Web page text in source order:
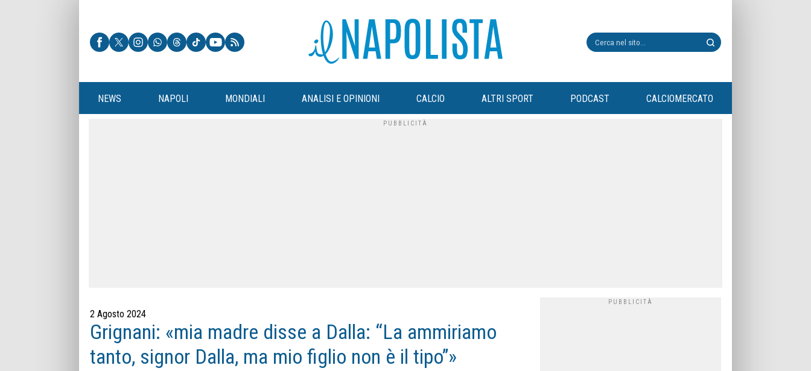
NEWS NAPOLI MONDIALI ANALISI E OPINIONI CALCIO ALTRI SPORT PODCAST CALCIOMERCATO
2 Agosto 2024
Grignani: «mia madre disse a Dalla: “La ammiriamo
tanto, signor Dalla, ma mio figlio non è il tipo”»